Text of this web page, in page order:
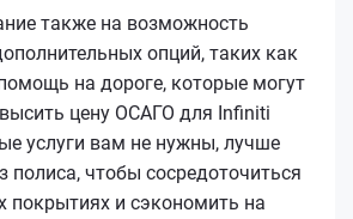
также на возможность
опций, таких как
на дороге, которые могут
цену ОСАГО для Infiniti
услуги вам не нужны, лучше
полиса, чтобы сосредоточиться
покрытиях и сэкономить на